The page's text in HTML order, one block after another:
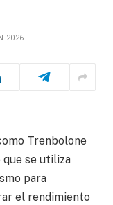
2026
Trenbolone
que se utiliza
para
el rendimiento